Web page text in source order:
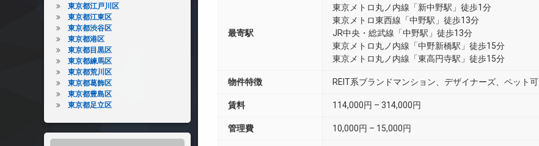
最寄駅
東京メトロ丸ノ内線「新中野駅」徒歩1分
東京メトロ東西線「中野駅」徒歩13分
JR中央・総武線「中野駅」徒歩13分
東京メトロ丸ノ内線「中野新橋駅」徒歩15分
東京メトロ丸ノ内線「東高円寺駅」徒歩15分
物件特徴 REIT系ブランドマンション、デザイナーズ、ペット可
賃料 114,000円 – 314,000円
管理費 10,000円 – 15,000円
東京都江戸川区
東京都江東区
東京都渋谷区
東京都港区
東京都目黒区
東京都練馬区
東京都荒川区
東京都葛飾区
東京都豊島区
東京都足立区